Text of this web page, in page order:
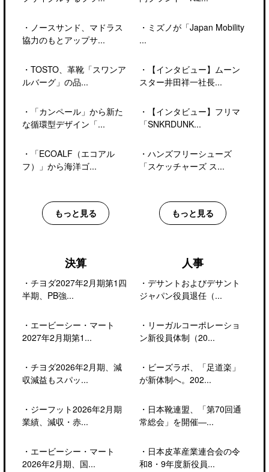
・ ノースサンド、マドラス
協力のもとアップサ...
・ TOSTO、革靴「スワンア
ルバーグ」の品...
・
「カンペール」から新た
な循環型デザイン「...
・
「ECOALF（エコアル
フ）」から海洋ゴ...
もっと見る
・ ミズノが「Japan Mobility
...
・
【インタビュー】ムーン
スター井田祥一社長...
・
【インタビュー】フリマ
「SNKRDUNK...
・ ハンズフリーシューズ
「スケッチャーズ ス...
もっと見る
決算
・ チヨダ2027年2月期第1四
半期、PB強...
・ エービーシー・マート
2027年2月期第1...
・ チヨダ2026年2月期、減
収減益もスパッ...
・ ジーフット2026年2月期
業績、減収・赤...
・ エービーシー・マート
2026年2月期、国...
人事
・ デサントおよびデサント
ジャパン役員退任（...
・ リーガルコーポレーショ
ン新役員体制（20...
・ ビーズラボ、「足道楽」
が新体制へ。202...
・ 日本靴連盟、「第70回通
常総会」を開催―...
・ 日本皮革産業連合会の令
和8・9年度新役員...